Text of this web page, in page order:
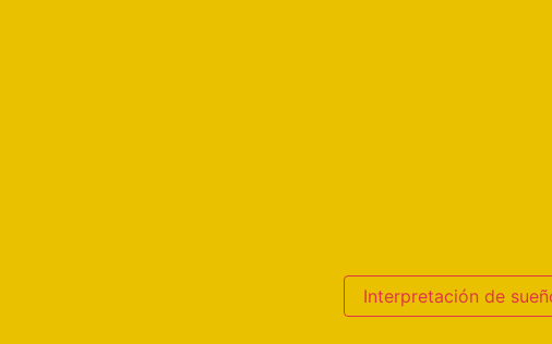
Interpretación de